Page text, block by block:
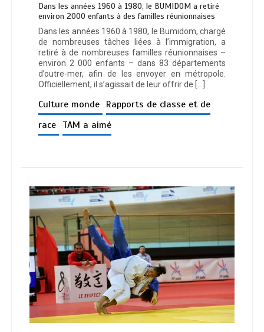
Dans les années 1960 à 1980, le BUMIDOM a retiré
environ 2000 enfants à des familles réunionnaises
Dans les années 1960 à 1980, le Bumidom, chargé
de nombreuses tâches liées à l’immigration, a
retiré à de nombreuses familles réunionnaises –
environ 2 000 enfants – dans 83 départements
d’outre-mer, afin de les envoyer en métropole.
Officiellement, il s’agissait de leur offrir de […]
Culture monde Rapports de classe et de
race TAM a aimé